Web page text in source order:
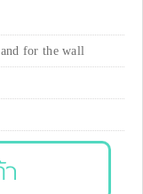
for the wall